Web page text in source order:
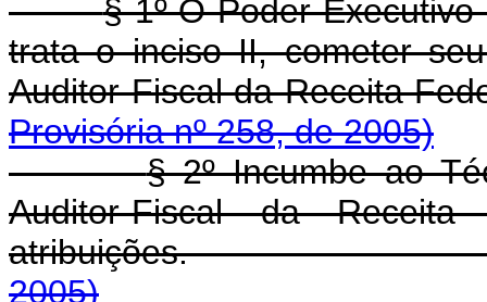
§ 1º O Poder
trata o inciso II, cometer
Auditor-Fiscal da
Provisória nº 258, de 2005)
§ 2º Incumbe ao
Auditor-Fiscal da
2005)